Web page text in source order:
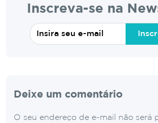
Inscreva-se na
Deixe um comentário
O seu endereço de e-mail não será